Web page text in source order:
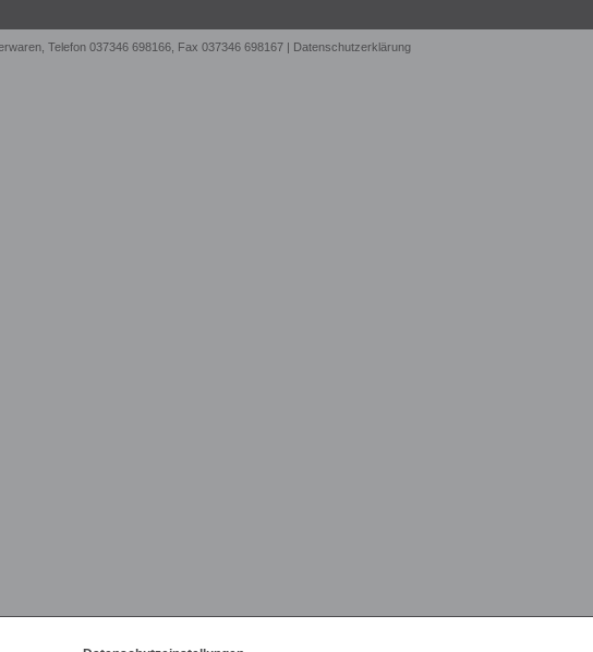
Telefon 037346 698166, Fax 037346 698167 | Datenschutzerklärung